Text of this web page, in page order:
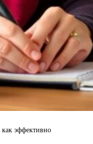
эффективно